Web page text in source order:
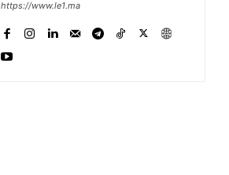
https://www.le1.ma